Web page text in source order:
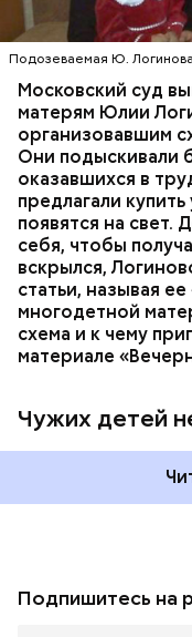
Подозеваемая Ю.
Московский суд
матерям Юлии
организовавшим
Они подыскивали
оказавшихся в
предлагали
появятся на свет.
себя, чтобы
вскрылся,
статьи, называя
многодетной
схема и к чему
материале
Чужих детей
газете
заголовком «Чужих
жительница
статье женщину
мать.
ПРОИСШЕСТВИЯ
СЛЕДСТВЕННЫЙ
ТОРГОВЛЯ ЛЮДЬМИ
Подпишитесь на